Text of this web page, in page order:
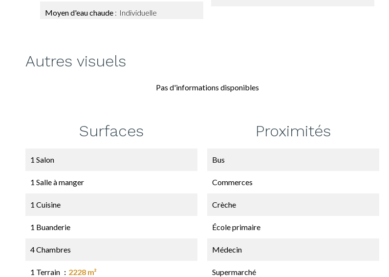
Moyen d'eau chaude Individuelle
Autres visuels
Pas d'informations disponibles
Surfaces
1 Salon
1 Salle à manger
1 Cuisine
1 Buanderie
4 Chambres
1 Terrain 2228 m²
Proximités
Bus
Commerces
Crèche
École primaire
Médecin
Supermarché